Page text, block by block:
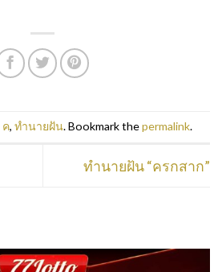
ค, ทำนายฝัน. Bookmark thepermalink.
ทำนายฝัน “ครกสาก”